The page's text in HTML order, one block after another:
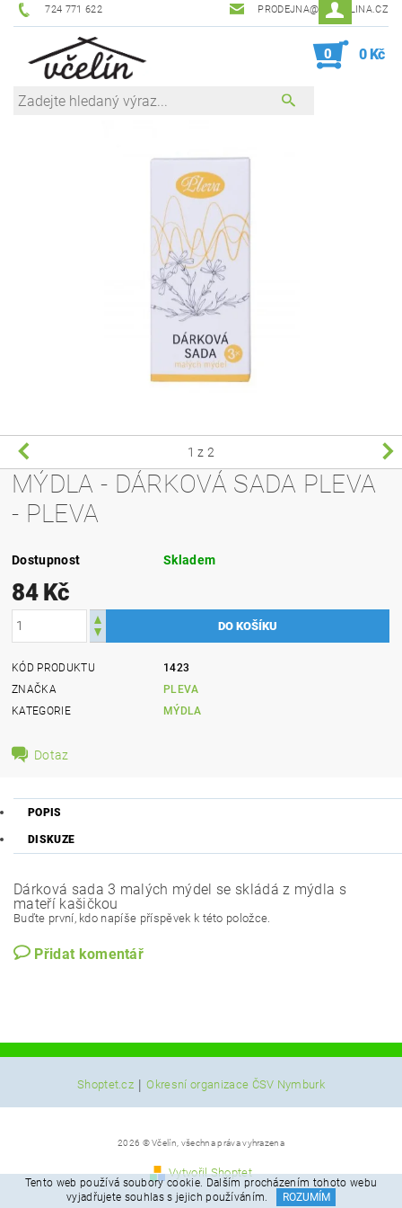
724 771 622 PRODEJNA@ZEVCELINA.CZ
0 0 Kč
1 z 2
MÝDLA - DÁRKOVÁ SADA PLEVA
- PLEVA
Dostupnost Skladem
84 Kč
KÓD PRODUKTU
1423
ZNAČKA
PLEVA
KATEGORIE
MÝDLA
Dotaz
POPIS
DISKUZE
Dárková sada 3 malých mýdel se skládá z mýdla s
mateří kašičkou
Buďte první, kdo napíše příspěvek k této položce.
Přidat komentář
Shoptet.cz | Okresní organizace ČSV Nymburk
2026 © Včelín, všechna práva vyhrazena
Vytvořil Shoptet
Tento web používá soubory cookie. Dalším procházením tohoto webu
vyjadřujete souhlas s jejich používáním.
ROZUMÍM